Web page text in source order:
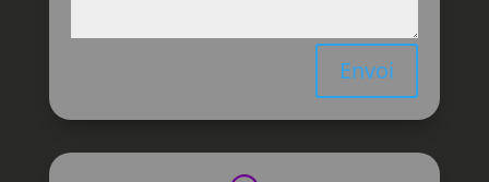
Envoi